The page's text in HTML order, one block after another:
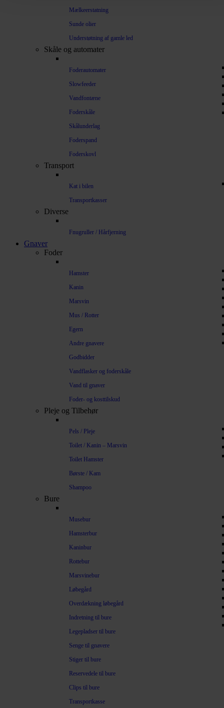
Mælkeerstatning
Sunde olier
Understøtning af gamle led
Skåle og automater
Foderautomater
Slowfeeder
Vandfontæne
Foderskåle
Skålunderlag
Foderspand
Foderskovl
Transport
Kat i bilen
Transportkasser
Diverse
Fnugruller / Hårfjerning
Gnaver
Foder
Hamster
Kanin
Marsvin
Mus / Rotter
Egern
Andre gnavere
Godbidder
Vandflasker og foderskåle
Vand til gnaver
Foder- og kosttilskud
Pleje og Tilbehør
Pels / Pleje
Toilet / Kanin – Marsvin
Toilet Hamster
Børste / Kam
Shampoo
Bure
Musebur
Hamsterbur
Kaninbur
Rottebur
Marsvinebur
Løbegård
Overdækning løbegård
Indretning til bure
Legepladser til bure
Senge til gnavere
Stiger til bure
Reservedele til bure
Clips til bure
Transportkasse